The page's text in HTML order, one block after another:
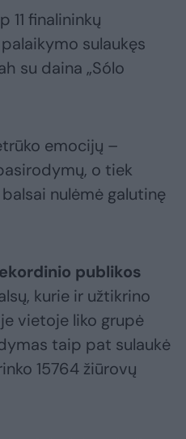
11 finalininkų
sulaukęs
su daina „Sólo
emocijų –
o tiek
nulėmė galutinę
publikos
kurie ir užtikrino
vietoje liko grupė
taip pat sulaukė
15764 žiūrovų